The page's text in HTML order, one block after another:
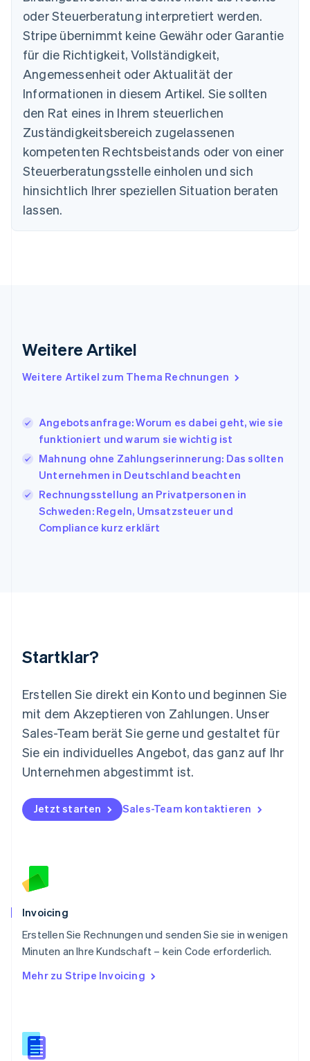
oder Steuerberatung interpretiert werden.
Stripe übernimmt keine Gewähr oder Garantie
für die Richtigkeit, Vollständigkeit,
Angemessenheit oder Aktualität der
Informationen in diesem Artikel. Sie sollten
den Rat eines in Ihrem steuerlichen
Zuständigkeitsbereich zugelassenen
kompetenten Rechtsbeistands oder von einer
Steuerberatungsstelle einholen und sich
hinsichtlich Ihrer speziellen Situation beraten
lassen.
Weitere Artikel
Weitere Artikel zum Thema Rechnungen
Angebotsanfrage: Worum es dabei geht, wie sie
funktioniert und warum sie wichtig ist
Mahnung ohne Zahlungserinnerung: Das sollten
Unternehmen in Deutschland beachten
Rechnungsstellung an Privatpersonen in
Schweden: Regeln, Umsatzsteuer und
Compliance kurz erklärt
Startklar?
Erstellen Sie direkt ein Konto und beginnen Sie
mit dem Akzeptieren von Zahlungen. Unser
Sales-Team berät Sie gerne und gestaltet für
Sie ein individuelles Angebot, das ganz auf Ihr
Unternehmen abgestimmt ist.
Jetzt starten Sales-Team kontaktieren
Invoicing
Erstellen Sie Rechnungen und senden Sie sie in wenigen
Minuten an Ihre Kundschaft – kein Code erforderlich.
Mehr zu Stripe Invoicing
Brasilien
PortuguêsEnglish
Bulgarien
English
Dänemark
English
DeutschEnglish
Estland
English
Festlandchina
简体中文English
Finnland
Frankreich
FrançaisEnglish
English
Italien
Italiano English
EnglishFrançais
Kroatien
English Italiano
Lettland
Liechtenstein
Deutsch English
Litauen
Español English
Niederlande
NederlandsEnglish
English
Österreich
Deutsch
Polen
Portugal
PortuguêsEnglish
Schweden
Schweiz
Singapur
English简体中文
Slowakei
Slowenien
English
Spanien